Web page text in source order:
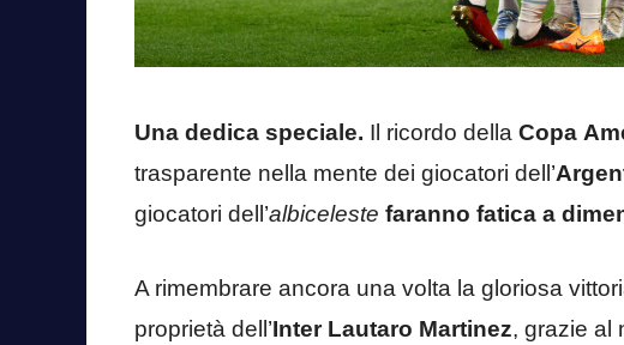
Una dedica speciale. Il ricordo della Copa
trasparente nella mente dei giocatori dell’
giocatori dell’albiceleste faranno fatica a
A rimembrare ancora una volta la gloriosa
proprietà dell’Inter Lautaro Martinez, grazie al